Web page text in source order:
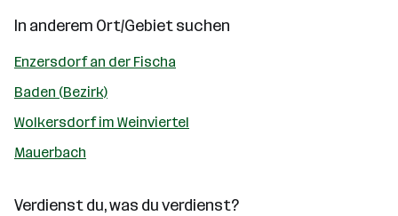
In anderem Ort/Gebiet suchen
Enzersdorf an der Fischa
Baden (Bezirk)
Wolkersdorf im Weinviertel
Mauerbach
Verdienst du, was du verdienst?